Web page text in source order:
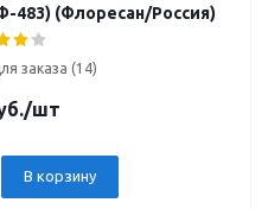
483) (Флоресан/Россия)
заказа (14)
/шт
В корзину